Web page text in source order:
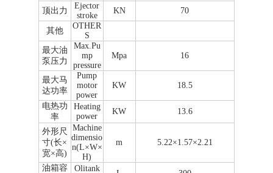
顶出力
Ejector
stroke
KN 70
其他
OTHER
S
最大油
泵压力
Max.Pu
mp
pressure
Mpa 16
最大马
达功率
Pump
motor
power
KW 18.5
电热功
率
Heating
power
KW 13.6
外形尺
寸(长×
宽×高)
Machine
dimensio
n(L×W×
H)
m 5.22×1.57×2.21
油箱容
Olitank